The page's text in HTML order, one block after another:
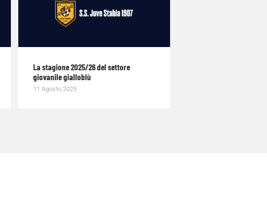
La stagione 2025/26 del settore
giovanile gialloblù
11 Agosto 2025